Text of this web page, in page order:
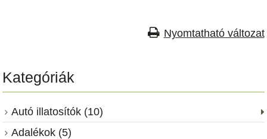
Nyomtatható változat
Kategóriák
Autó illatosítók (10)
Adalékok (5)